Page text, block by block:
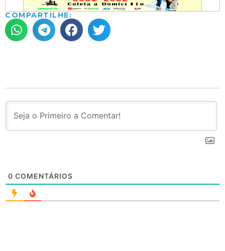
COMPARTILHE:
0 COMENTÁRIOS